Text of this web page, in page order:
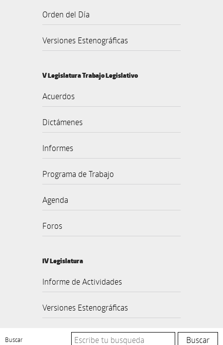
Orden del Día
Versiones Estenográficas
V Legislatura Trabajo Legislativo
Acuerdos
Dictámenes
Informes
Programa de Trabajo
Agenda
Foros
IV Legislatura
Informe de Actividades
Versiones Estenográficas
Buscar